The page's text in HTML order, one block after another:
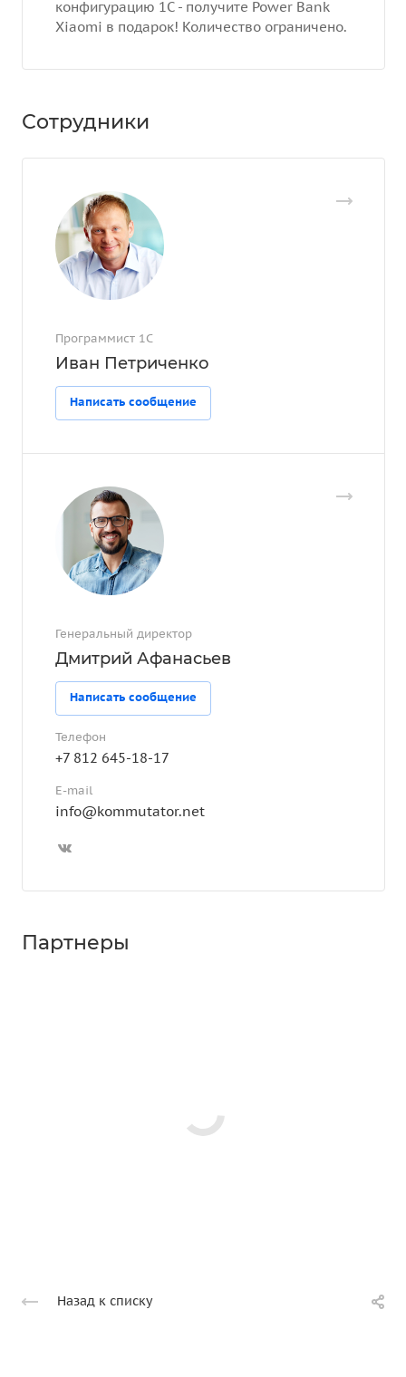
конфигурацию 1С - получите Power Bank
Xiaomi в подарок! Количество ограничено.
Сотрудники
Программист 1С
Иван Петриченко
Написать сообщение
Генеральный директор
Дмитрий Афанасьев
Написать сообщение
Телефон
+7 812 645-18-17
E-mail
info@kommutator.net
Партнеры
Назад к списку